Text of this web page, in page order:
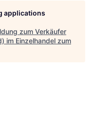
applications
zum Verkäufer
im Einzelhandel zum